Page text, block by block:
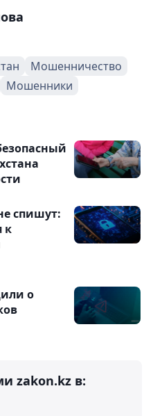
Мошенничество
Мошенники
спишут:
к
о
zakon.kz в: